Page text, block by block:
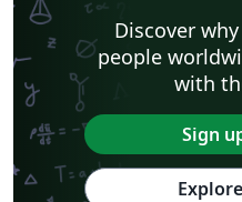
Discover
people
with
Sign